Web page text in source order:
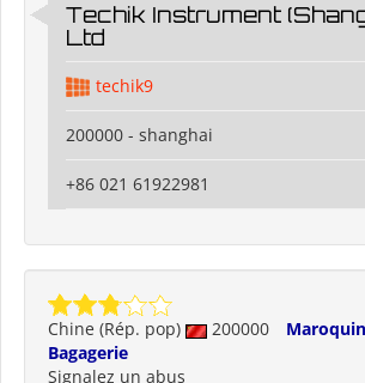
Techik Instrument
Ltd
techik9
200000 - shanghai
+86 021 61922981
Chine (Rép. pop) 200000
Bagagerie
Signalez un abus